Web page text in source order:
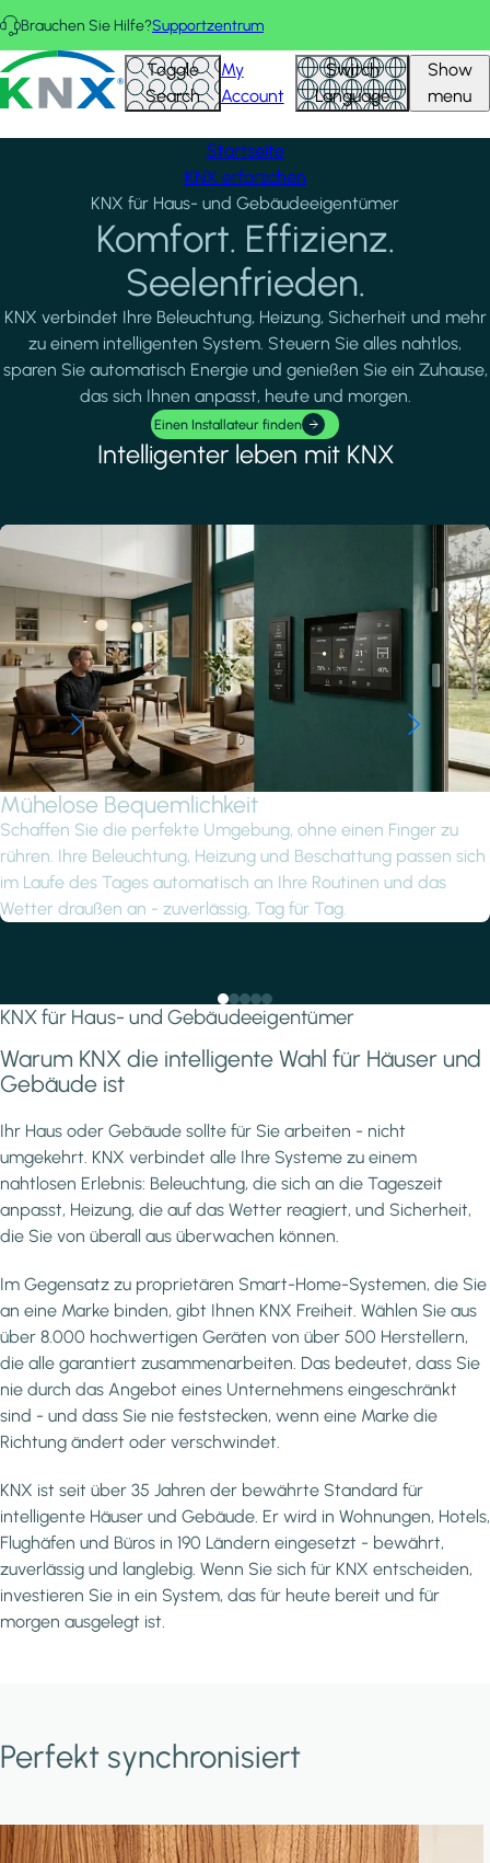
Direkt zum Inhalt
Brauchen Sie Hilfe?Supportzentrum
KNX - Homepage Toggle
Search
My
Account
Switch
Language
Show
menu
Startseite
KNX erforschen
KNX für Haus- und Gebäudeeigentümer
Komfort. Effizienz.
Seelenfrieden.
KNX verbindet Ihre Beleuchtung, Heizung, Sicherheit und mehr
zu einem intelligenten System. Steuern Sie alles nahtlos,
sparen Sie automatisch Energie und genießen Sie ein Zuhause,
das sich Ihnen anpasst, heute und morgen.
Einen Installateur finden
Intelligenter leben mit KNX
Mühelose Bequemlichkeit
Schaffen Sie die perfekte Umgebung, ohne einen Finger zu
rühren. Ihre Beleuchtung, Heizung und Beschattung passen sich
im Laufe des Tages automatisch an Ihre Routinen und das
Wetter draußen an - zuverlässig, Tag für Tag.
KNX für Haus- und Gebäudeeigentümer
Warum KNX die intelligente Wahl für Häuser und
Gebäude ist
Ihr Haus oder Gebäude sollte für Sie arbeiten - nicht
umgekehrt. KNX verbindet alle Ihre Systeme zu einem
nahtlosen Erlebnis: Beleuchtung, die sich an die Tageszeit
anpasst, Heizung, die auf das Wetter reagiert, und Sicherheit,
die Sie von überall aus überwachen können.
Im Gegensatz zu proprietären Smart-Home-Systemen, die Sie
an eine Marke binden, gibt Ihnen KNX Freiheit. Wählen Sie aus
über 8.000 hochwertigen Geräten von über 500 Herstellern,
die alle garantiert zusammenarbeiten. Das bedeutet, dass Sie
nie durch das Angebot eines Unternehmens eingeschränkt
sind - und dass Sie nie feststecken, wenn eine Marke die
Richtung ändert oder verschwindet.
KNX ist seit über 35 Jahren der bewährte Standard für
intelligente Häuser und Gebäude. Er wird in Wohnungen, Hotels,
Flughäfen und Büros in 190 Ländern eingesetzt - bewährt,
zuverlässig und langlebig. Wenn Sie sich für KNX entscheiden,
investieren Sie in ein System, das für heute bereit und für
morgen ausgelegt ist.
Perfekt synchronisiert
Image
AUSGEWÄHLTE PROJEKTE Alle anzeigen